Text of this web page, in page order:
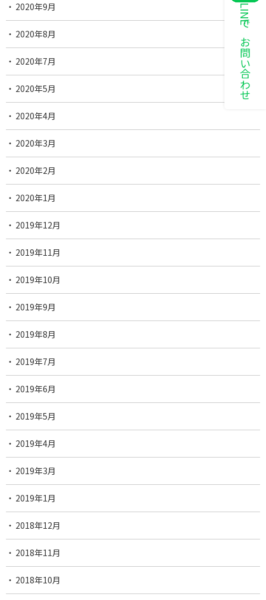
LINEでお問い合わせ
2020年9月
2020年8月
2020年7月
2020年5月
2020年4月
2020年3月
2020年2月
2020年1月
2019年12月
2019年11月
2019年10月
2019年9月
2019年8月
2019年7月
2019年6月
2019年5月
2019年4月
2019年3月
2019年1月
2018年12月
2018年11月
2018年10月